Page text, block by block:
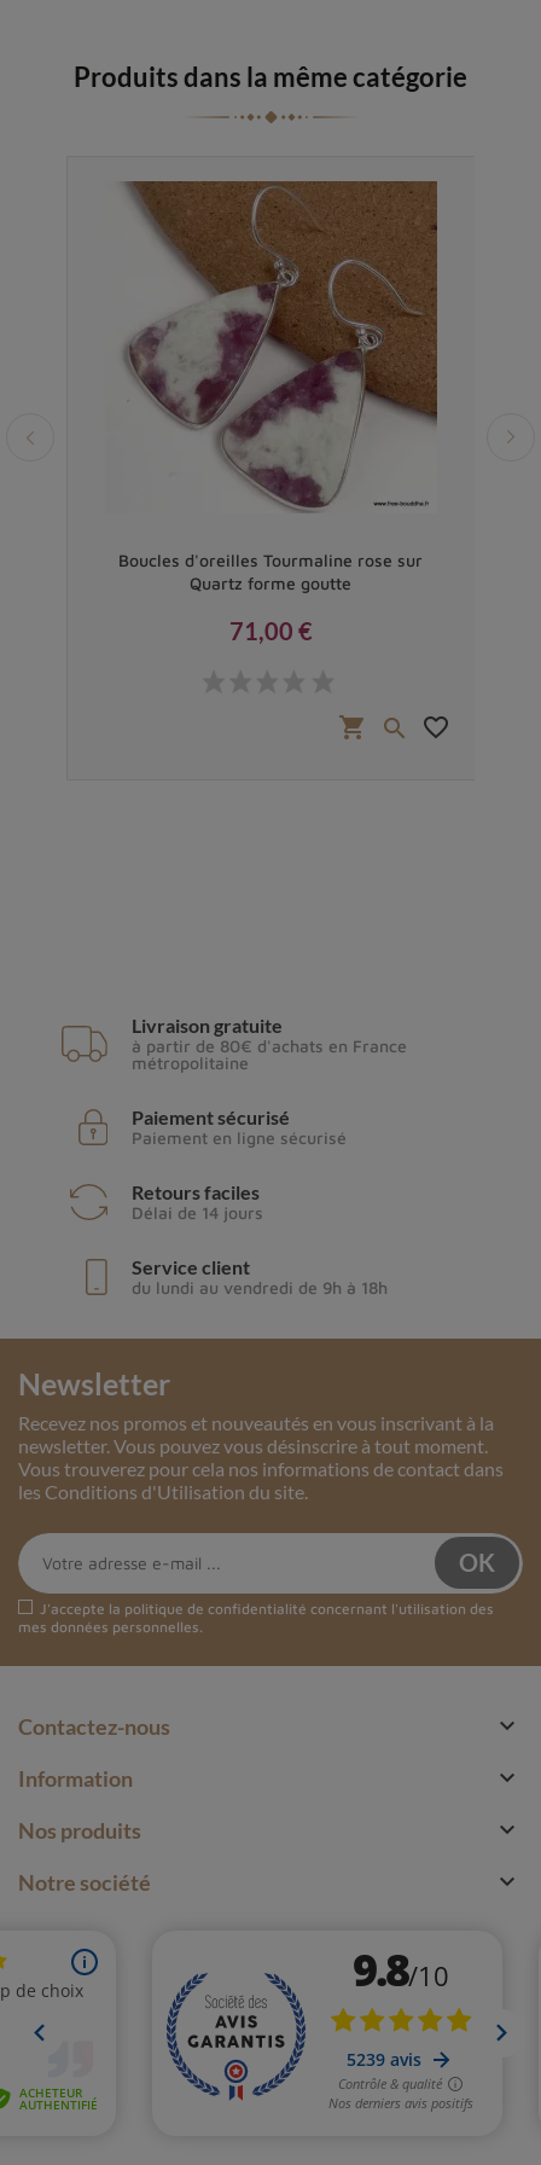
Produits dans la même catégorie
Boucles d'oreilles Tourmaline rose sur
Quartz forme goutte
71,00 €
shopping_cart  favorite_border
Livraison gratuite
à partir de 80€ d'achats en France
métropolitaine
Paiement sécurisé
Paiement en ligne sécurisé
Retours faciles
Délai de 14 jours
Service client
du lundi au vendredi de 9h à 18h
Newsletter
Recevez nos promos et nouveautés en vous inscrivant à la
newsletter. Vous pouvez vous désinscrire à tout moment.
Vous trouverez pour cela nos informations de contact dans
les Conditions d'Utilisation du site.
J'accepte la politique de confidentialité concernant l'utilisation des
mes données personnelles.
Contactez-nous 
Information 
Nos produits 
Notre société 